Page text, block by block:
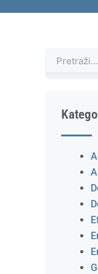
Претрага